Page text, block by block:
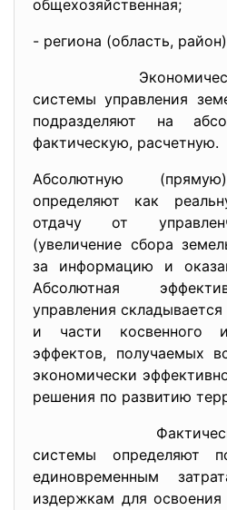
общехозяйственная;
- региона (область,
Экономическую
системы управления
подразделяют на
фактическую, расчетную.
Абсолютную
определяют как
отдачу от
(увеличение сбора
за информацию и
Абсолютная
управления
и части косвенного и
эффектов, получаемых
экономически
решения по развитию
Фактическую
системы определяют
единовременным
издержкам для